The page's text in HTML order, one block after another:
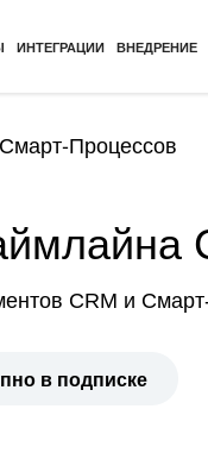
ИНТЕГРАЦИИ ВНЕДРЕНИЕ
Процессов
CRM и
в подписке